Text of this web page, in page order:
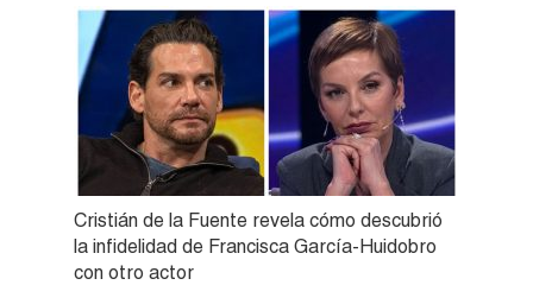
Cristián de la Fuente revela cómo descubrió
la infidelidad de Francisca García-Huidobro
con otro actor